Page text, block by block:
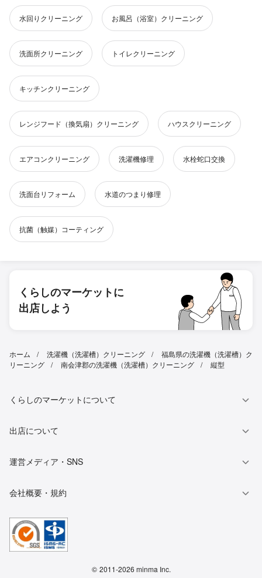
水回りクリーニング お風呂（浴室）クリーニング
洗面所クリーニング トイレクリーニング
キッチンクリーニング
レンジフード（換気扇）クリーニング ハウスクリーニング
エアコンクリーニング 洗濯機修理 水栓蛇口交換
洗面台リフォーム 水道のつまり修理
抗菌（触媒）コーティング
くらしのマーケットに
出店しよう
ホーム 洗濯機（洗濯槽）クリーニング
福島県の洗濯機（洗濯槽）ク
リーニング
南会津郡の洗濯機（洗濯槽）クリーニング 縦型
くらしのマーケットについて
出店について
運営メディア・SNS
会社概要・規約
© 2011-2026 minma Inc.